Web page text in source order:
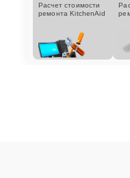
Расчет стоимости
ремонта KitchenAid